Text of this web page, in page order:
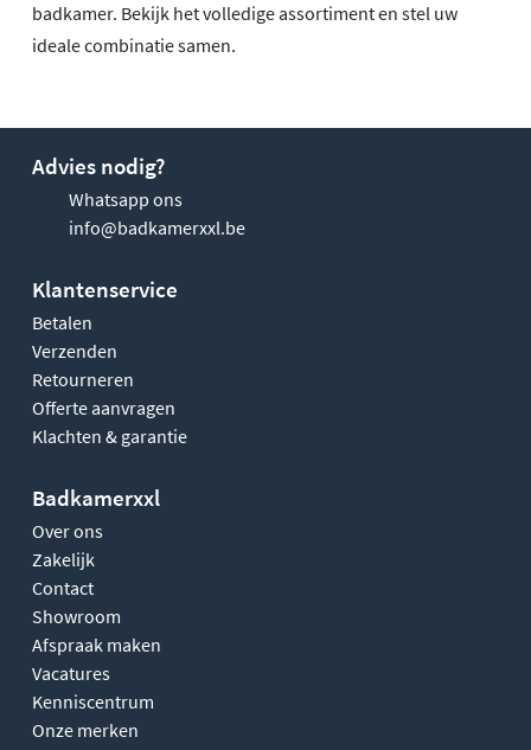
badkamer. Bekijk het volledige assortiment en stel uw
ideale combinatie samen.
Advies nodig?
Whatsapp ons
info@badkamerxxl.be
Klantenservice
Betalen
Verzenden
Retourneren
Offerte aanvragen
Klachten & garantie
Badkamerxxl
Over ons
Zakelijk
Contact
Showroom
Afspraak maken
Vacatures
Kenniscentrum
Onze merken